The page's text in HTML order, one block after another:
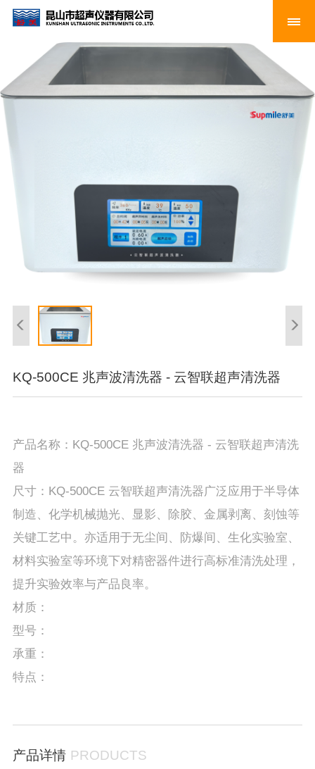
KQ-500CE 兆声波清洗器 - 云智联超声清洗器
产品名称：KQ-500CE 兆声波清洗器 - 云智联超声清洗
器
尺寸：KQ-500CE 云智联超声清洗器广泛应用于半导体
制造、化学机械抛光、显影、除胶、金属剥离、刻蚀等
关键工艺中。亦适用于无尘间、防爆间、生化实验室、
材料实验室等环境下对精密器件进行高标准清洗处理，
提升实验效率与产品良率。
材质：
型号：
承重：
特点：
产品详情 PRODUCTS